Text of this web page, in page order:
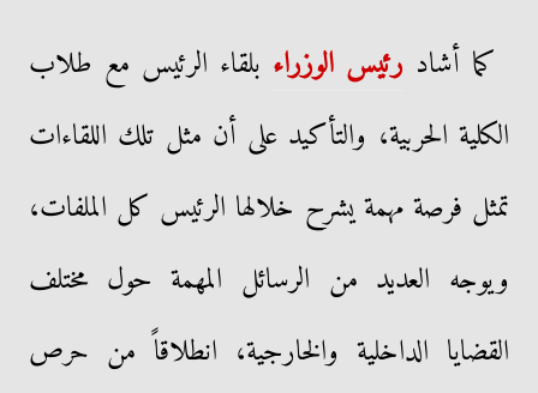
كما أشاد رئيس الوزراء بلقاء الرئيس مع طلاب
الكلية الحربية، والتأكيد على أن مثل تلك اللقاءات
تمثل فرصة مهمة يشرح خلالها الرئيس كل الملفات،
ويوجه العديد من الرسائل المهمة حول مختلف
القضايا الداخلية والخارجية، انطلاقاً من حرص